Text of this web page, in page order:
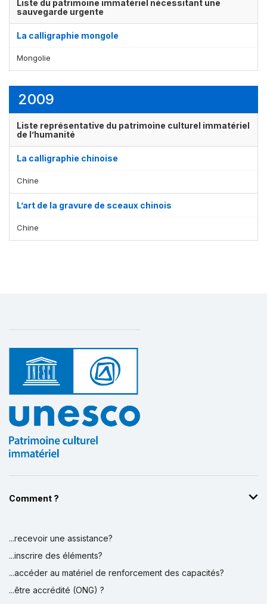
Liste du patrimoine immatériel nécessitant une
sauvegarde urgente
La calligraphie mongole
Mongolie
2009
Liste représentative du patrimoine culturel immatériel
de l’humanité
La calligraphie chinoise
Chine
L’art de la gravure de sceaux chinois
Chine
Comment ?
...recevoir une assistance?
...inscrire des éléments?
...accéder au matériel de renforcement des capacités?
...être accrédité (ONG) ?